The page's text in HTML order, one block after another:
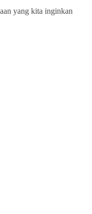
yang kita inginkan